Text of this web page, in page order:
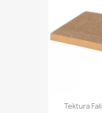
Tektura